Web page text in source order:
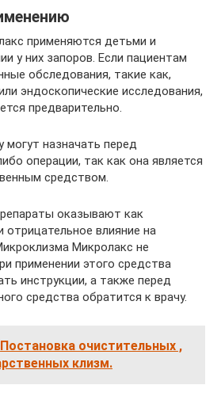
применяются детьми и
у них запоров. Если пациентам
обследования, такие как,
эндоскопические исследования,
предварительно.
назначать перед
операции, так как она является
средством.
оказывают как
отрицательное влияние на
Микролакс не
применении этого средства
инструкции, а также перед
средства обратится к врачу.
Постановка очистительных ,
клизм.